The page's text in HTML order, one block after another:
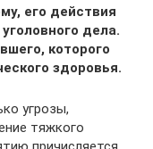
его действия
дела.
которого
здоровья.
угрозы,
тяжкого